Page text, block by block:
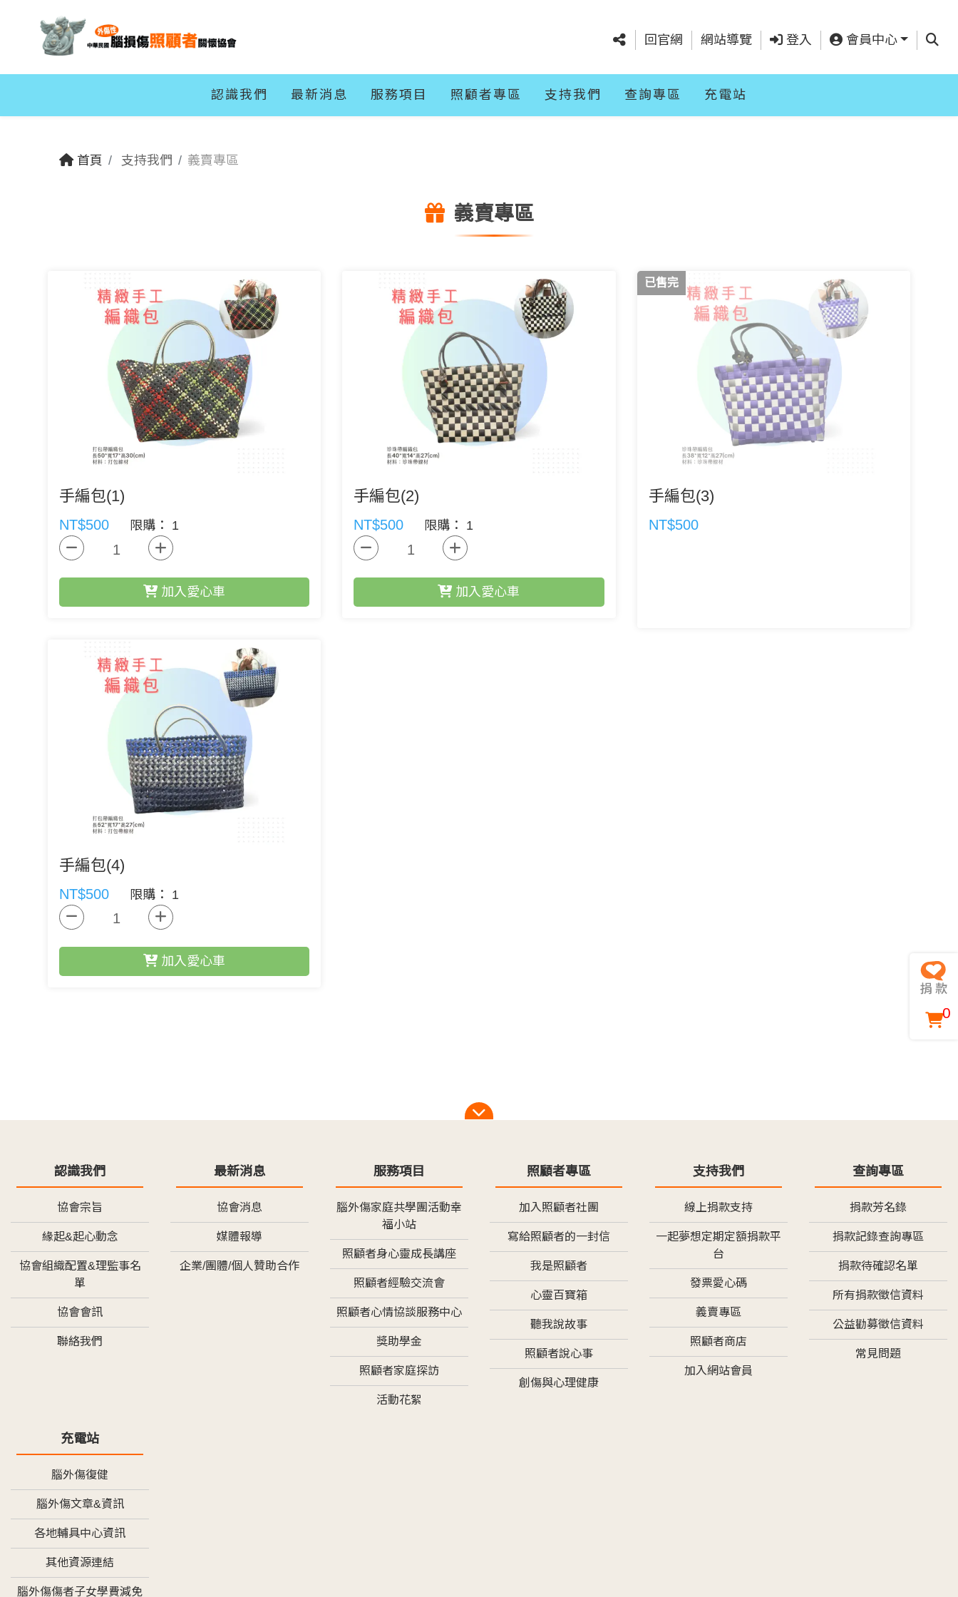
回官網 網站導覽 登入 會員中心 查詢
認識我們 最新消息 服務項目 照顧者專區 支持我們 查詢專區 充電站
首頁 支持我們 義賣專區
義賣專區
手編包(1)
NT$500 限購： 1
加入愛心車
手編包(2)
NT$500 限購： 1
加入愛心車
已售完
手編包(3)
NT$500
手編包(4)
NT$500 限購： 1
加入愛心車
認識我們
協會宗旨
緣起&起心動念
協會組織配置&理監事名
單
協會會訊
聯絡我們
最新消息
協會消息
媒體報導
企業/團體/個人贊助合作
服務項目
腦外傷家庭共學團活動幸
福小站
照顧者身心靈成長講座
照顧者經驗交流會
照顧者心情協談服務中心
獎助學金
照顧者家庭探訪
活動花絮
照顧者專區
加入照顧者社團
寫給照顧者的一封信
我是照顧者
心靈百寶箱
聽我說故事
照顧者說心事
創傷與心理健康
支持我們
線上捐款支持
一起夢想定期定額捐款平
台
發票愛心碼
義賣專區
照顧者商店
加入網站會員
查詢專區
捐款芳名錄
捐款記錄查詢專區
捐款待確認名單
所有捐款徵信資料
公益勸募徵信資料
常見問題
充電站
腦外傷復健
腦外傷文章&資訊
各地輔具中心資訊
其他資源連結
腦外傷傷者子女學費減免
0